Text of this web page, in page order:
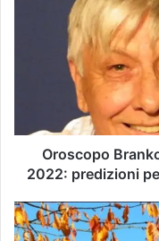
Oroscopo
2022: predizioni